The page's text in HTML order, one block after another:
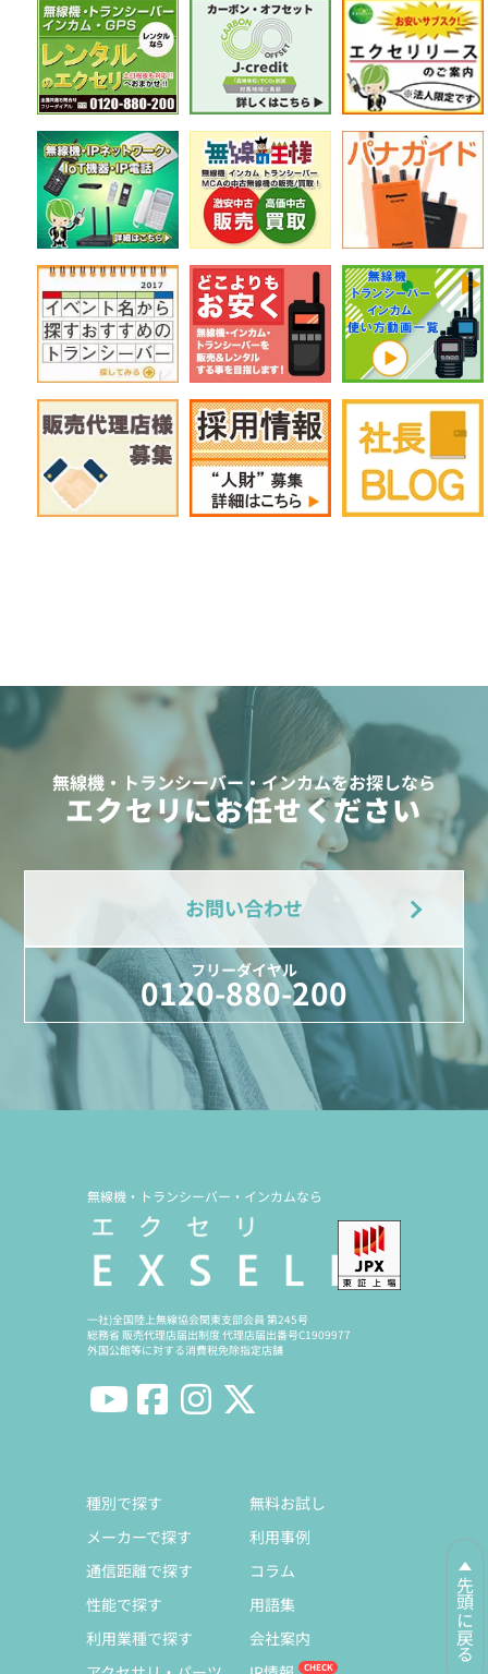
無線機・トランシーバー・インカムをお探しなら
エクセリにお任せください
お問い合わせ
フリーダイヤル
0120-880-200
先頭に戻る
無線機・トランシーバー・インカムなら
一社)全国陸上無線協会関東支部会員 第245号
総務省 販売代理店届出制度 代理店届出番号C1909977
外国公館等に対する消費税免除指定店舗
種別で探す
メーカーで探す
通信距離で探す
性能で探す
利用業種で探す
無料お試し
利用事例
コラム
用語集
会社案内